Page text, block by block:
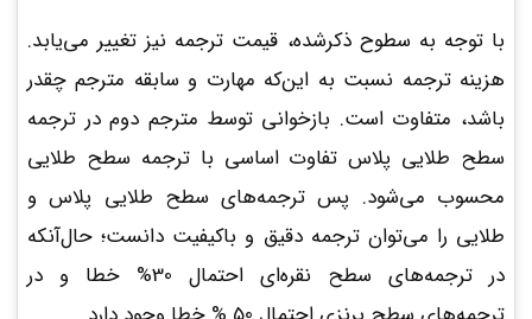
با توجه به سطوح ذکرشده، قیمت ترجمه نیز تغییر می‌یابد.
هزینه ترجمه نسبت به این‌که مهارت و سابقه مترجم چقدر
باشد، متفاوت است. بازخوانی توسط مترجم دوم در ترجمه
سطح طلایی پلاس تفاوت اساسی با ترجمه سطح طلایی
محسوب می‌شود. پس ترجمه‌های سطح طلایی پلاس و
طلایی را می‌توان ترجمه دقیق و باکیفیت دانست؛ حال‌آنکه
در ترجمه‌های سطح نقره‌ای احتمال 30% خطا و در